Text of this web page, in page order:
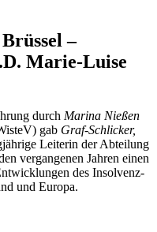
–
Marie-Luise
durch Marina Nießen
gab Graf-Schlicker,
Leiterin der Abteilung
vergangenen Jahren einen
des Insolvenz-
und Europa.